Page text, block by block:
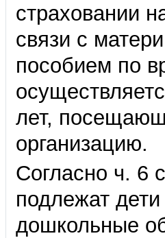
страховании
связи с
пособием по
лет,
организацию.
Согласно ч. 6
подлежат
дошкольные